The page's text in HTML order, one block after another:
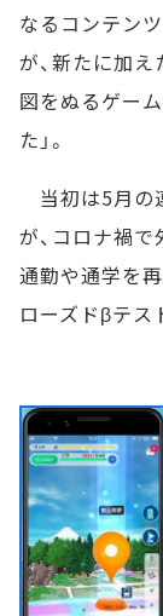
なるコンテン
が、新たに加え
図をぬるゲー
た」。
当初は5月の
が、コロナ禍
通勤や通学を
ローズドβテス